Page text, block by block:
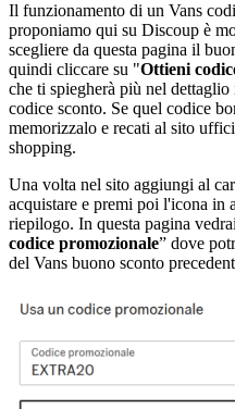
Il funzionamento di un Vans
proponiamo qui su Discoup è
scegliere da questa pagina il
quindi cliccare su "Ottieni
che ti spiegherà più nel
codice sconto. Se quel codice
memorizzalo e recati al sito
shopping.
Una volta nel sito aggiungi al
acquistare e premi poi l'icona in
riepilogo. In questa pagina
codice promozionale” dove
del Vans buono sconto